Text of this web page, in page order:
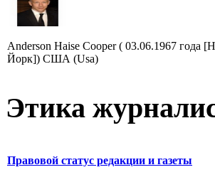
Anderson Haise Cooper ( 03.06.1967 года
Йорк]) США (Usa)
Этика
Правовой статус редакции и газеты